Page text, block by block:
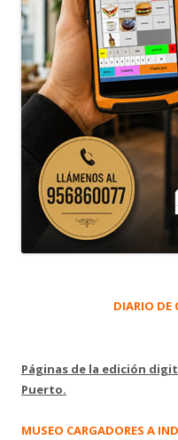
DIARIO DE
Páginas de la edición
Puerto.
MUSEO CARGADORES A